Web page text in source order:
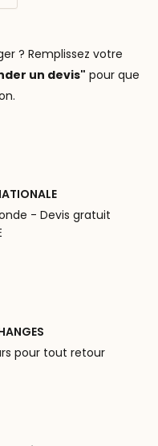
? Remplissez votre
un devis" pour que
- Devis gratuit
pour tout retour